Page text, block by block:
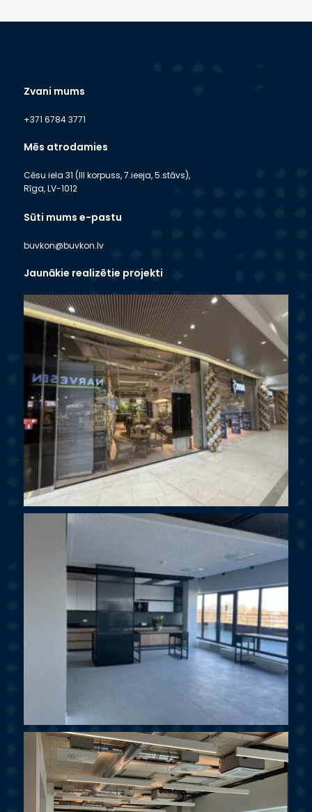
Zvani mums
+371 6784 3771
Mēs atrodamies
Cēsu iela 31 (III korpuss, 7.ieeja, 5.stāvs),
Rīga, LV-1012
Sūti mums e-pastu
buvkon@buvkon.lv
Jaunākie realizētie projekti